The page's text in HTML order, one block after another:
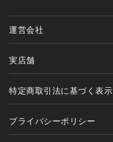
運営会社
実店舗
特定商取引法に基づく表示
プライバシーポリシー